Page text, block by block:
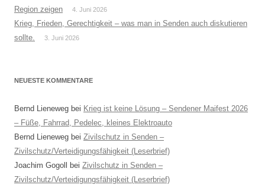
Region zeigen
4. Juni 2026
Krieg, Frieden, Gerechtigkeit – was man in Senden auch diskutieren
sollte.
3. Juni 2026
NEUESTE KOMMENTARE
Bernd Lieneweg bei Krieg ist keine Lösung – Sendener Maifest 2026
– Füße, Fahrrad, Pedelec, kleines Elektroauto
Bernd Lieneweg bei Zivilschutz in Senden –
Zivilschutz/Verteidigungsfähigkeit (Leserbrief)
Joachim Gogoll
bei Zivilschutz in Senden –
Zivilschutz/Verteidigungsfähigkeit (Leserbrief)